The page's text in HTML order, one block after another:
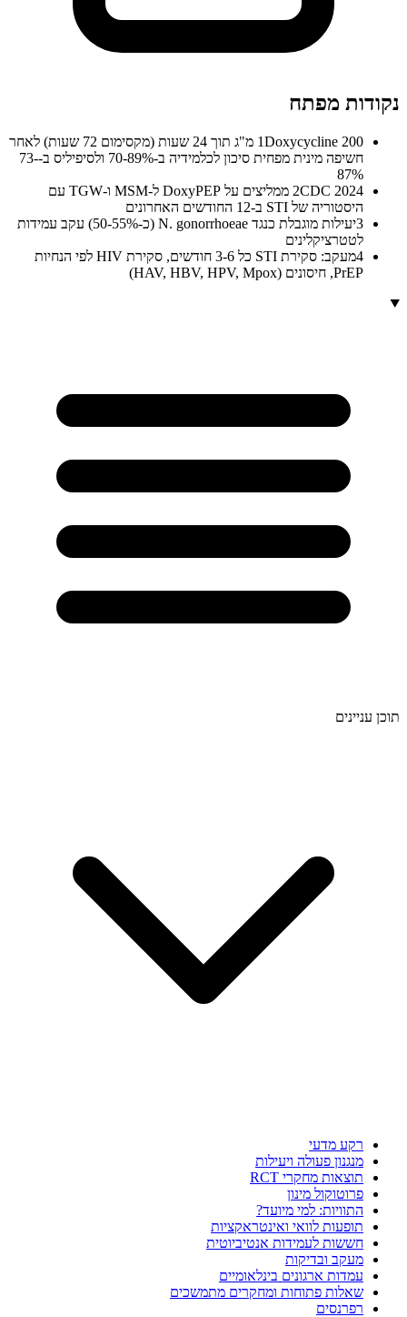
נקודות מפתח
1
Doxycycline 200 מ"ג תוך 24 שעות (מקסימום 72 שעות) לאחר
חשיפה מינית מפחית סיכון לכלמידיה ב-70-89% ולסיפיליס ב-73-
87%
2
CDC 2024 ממליצים על DoxyPEP ל-MSM ו-TGW עם
היסטוריה של STI ב-12 החודשים האחרונים
3
יעילות מוגבלת כנגד N. gonorrhoeae (כ-50-55%) עקב עמידות
לטטרציקלינים
4
מעקב: סקירת STI כל 3-6 חודשים, סקירת HIV לפי הנחיות
PrEP, חיסונים (HAV, HBV, HPV, Mpox)
תוכן עניינים
רקע מדעי
מנגנון פעולה ויעילות
תוצאות מחקרי RCT
פרוטוקול מינון
התוויות: למי מיועד?
תופעות לוואי ואינטראקציות
חששות לעמידות אנטיביוטית
מעקב ובדיקות
עמדות ארגונים בינלאומיים
שאלות פתוחות ומחקרים מתמשכים
רפרנסים